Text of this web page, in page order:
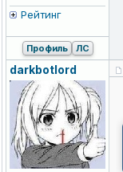
Рейтинг
Профиль ЛС
darkbotlord